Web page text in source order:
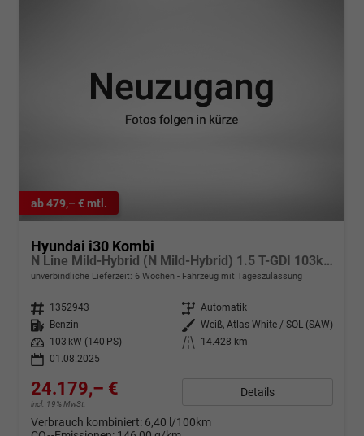
ab 479,– € mtl.
Hyundai i30 Kombi
N Line Mild-Hybrid (N Mild-Hybrid) 1.5 T-GDI 103kW (140 PS) 7-Gang DCT
unverbindliche Lieferzeit: 6 Wochen Fahrzeug mit Tageszulassung
Fahrzeugnr. 1352943 Getriebe Automatik
Kraftstoff
Benzin Außenfarbe Weiß, Atlas White / SOL (SAW)
Leistung
103 kW (140 PS) Kilometerstand
14.428 km
01.08.2025
24.179,– €
incl. 19% MwSt.
Details
Verbrauch kombiniert: 6,40 l/100km